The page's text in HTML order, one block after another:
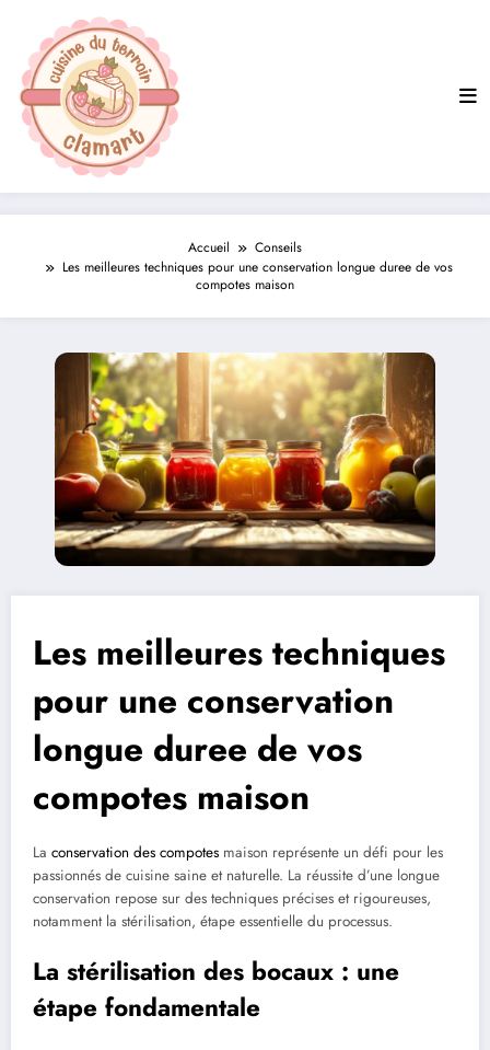
contenu
Accueil
Conseils
Les meilleures techniques pour une conservation longue duree de vos
compotes maison
Les meilleures techniques
pour une conservation
longue duree de vos
compotes maison
La conservation des compotes maison représente un défi pour les
passionnés de cuisine saine et naturelle. La réussite d’une longue
conservation repose sur des techniques précises et rigoureuses,
notamment la stérilisation, étape essentielle du processus.
La stérilisation des bocaux : une
étape fondamentale